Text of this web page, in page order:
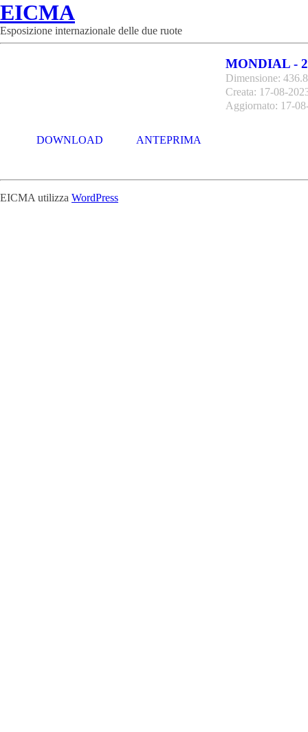
EICMA
Esposizione internazionale delle due ruote
MONDIAL -
Dimensione:
Creata: 17-08-
Aggiornato: 17-
DOWNLOAD ANTEPRIMA
EICMA utilizza WordPress